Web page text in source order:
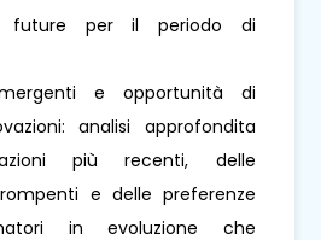
future per il periodo di
e opportunità di
analisi approfondita
più recenti, delle
e delle preferenze
in evoluzione che